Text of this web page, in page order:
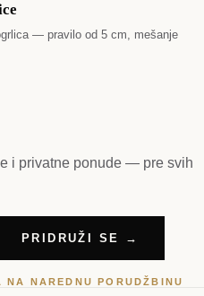
— pravilo od 5 cm, mešanje
i privatne ponude — pre svih
PRIDRUŽI SE →
NAREDNU PORUDŽBINU